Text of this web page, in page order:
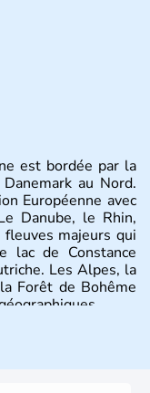
est bordée par la
au Nord.
Européenne avec
Danube, le Rhin,
majeurs qui
lac de Constance
Les Alpes, la
Forêt de Bohême